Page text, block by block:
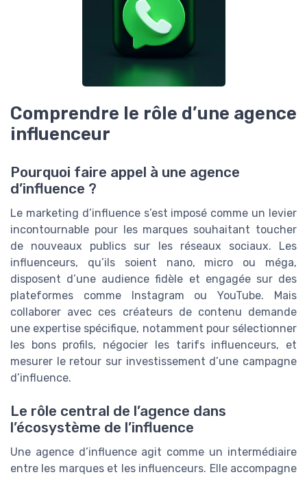
Comprendre le rôle d’une agence
influenceur
Pourquoi faire appel à une agence
d’influence ?
Le marketing d’influence s’est imposé comme un levier
incontournable pour les marques souhaitant toucher
de nouveaux publics sur les réseaux sociaux. Les
influenceurs, qu’ils soient nano, micro ou méga,
disposent d’une audience fidèle et engagée sur des
plateformes comme Instagram ou YouTube. Mais
collaborer avec ces créateurs de contenu demande
une expertise spécifique, notamment pour sélectionner
les bons profils, négocier les tarifs influenceurs, et
mesurer le retour sur investissement d’une campagne
d’influence.
Le rôle central de l’agence dans
l’écosystème de l’influence
Une agence d’influence agit comme un intermédiaire
entre les marques et les influenceurs. Elle accompagne